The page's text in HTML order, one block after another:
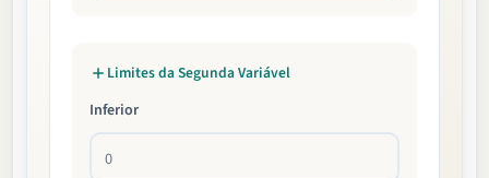
Limites da Segunda Variável
Inferior